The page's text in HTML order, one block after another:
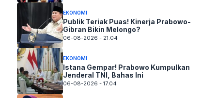
EKONOMI
Publik Teriak Puas! Kinerja Prabowo-
Gibran Bikin Melongo?
06-08-2026 - 21.04
EKONOMI
Istana Gempar! Prabowo Kumpulkan
Jenderal TNI, Bahas Ini
06-08-2026 - 17.04